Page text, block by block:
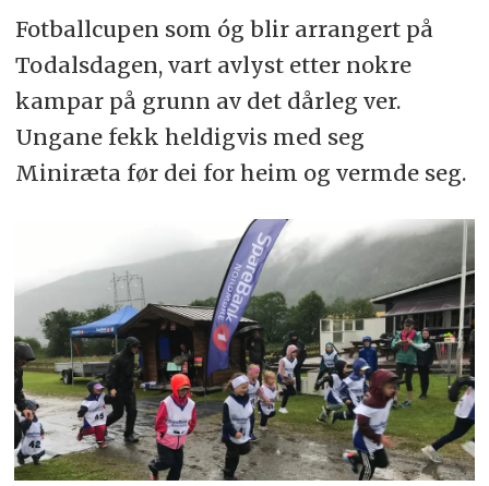
Fotballcupen som óg blir arrangert på
Todalsdagen, vart avlyst etter nokre
kampar på grunn av det dårleg ver.
Ungane fekk heldigvis med seg
Miniræta før dei for heim og vermde seg.